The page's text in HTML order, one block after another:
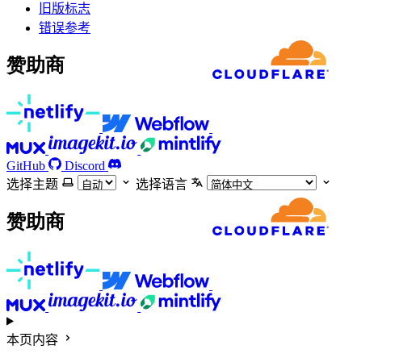
旧版标志
错误参考
赞助商
GitHub
Discord
选择主题
选择语言
赞助商
本页内容